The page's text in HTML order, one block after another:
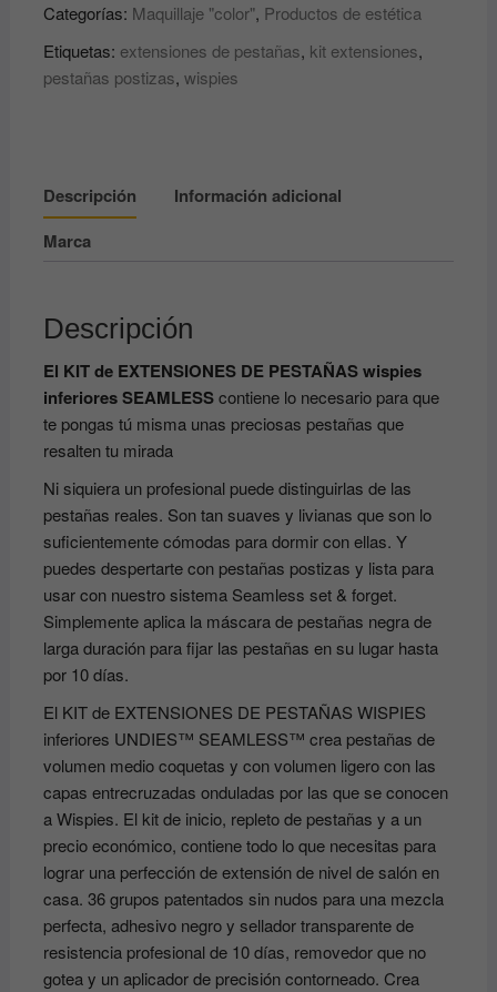
PESTAÑAS
INFERIORES
WISPIES
SEAMLESS
Categorías: Maquillaje "color", Productos de estética
Etiquetas: extensiones de pestañas, kit extensiones,
pestañas postizas, wispies
Descripción
Información adicional
Marca
Descripción
El KIT de EXTENSIONES DE PESTAÑAS wispies
inferiores SEAMLESScontiene lo necesario para que
te pongas tú misma unas preciosas pestañas que
resalten tu mirada
Ni siquiera un profesional puede distinguirlas de las
pestañas reales. Son tan suaves y livianas que son lo
suficientemente cómodas para dormir con ellas. Y
puedes despertarte con pestañas postizas y lista para
usar con nuestro sistema Seamless set & forget.
Simplemente aplica la máscara de pestañas negra de
larga duración para fijar las pestañas en su lugar hasta
por 10 días.
El KIT de EXTENSIONES DE PESTAÑAS WISPIES
inferiores UNDIES™ SEAMLESS™ crea pestañas de
volumen medio coquetas y con volumen ligero con las
capas entrecruzadas onduladas por las que se conocen
a Wispies. El kit de inicio, repleto de pestañas y a un
precio económico, contiene todo lo que necesitas para
lograr una perfección de extensión de nivel de salón en
casa. 36 grupos patentados sin nudos para una mezcla
perfecta, adhesivo negro y sellador transparente de
resistencia profesional de 10 días, removedor que no
gotea y un aplicador de precisión contorneado. Crea